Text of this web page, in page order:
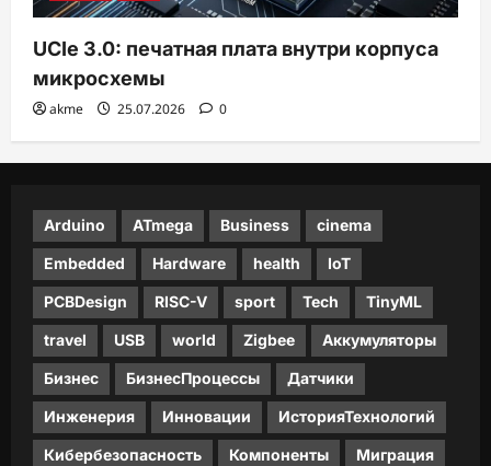
UCIe 3.0: печатная плата внутри корпуса
микросхемы
akme 25.07.2026 0
Arduino ATmega Business cinema
Embedded Hardware health IoT
PCBDesign RISC-V sport Tech TinyML
travel USB world Zigbee Аккумуляторы
Бизнес БизнесПроцессы Датчики
Инженерия Инновации ИсторияТехнологий
Кибербезопасность Компоненты Миграция